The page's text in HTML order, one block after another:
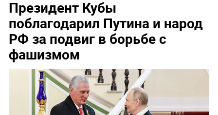
Президент Кубы
поблагодарил Путина и народ
РФ за подвиг в борьбе с
фашизмом